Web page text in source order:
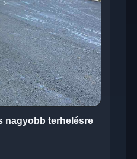
nagyobb terhelésre